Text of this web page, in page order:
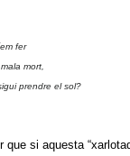
fer
mort,
prendre el sol?
que si aquesta